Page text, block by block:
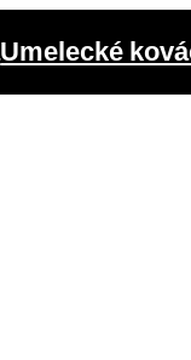
Umelecké